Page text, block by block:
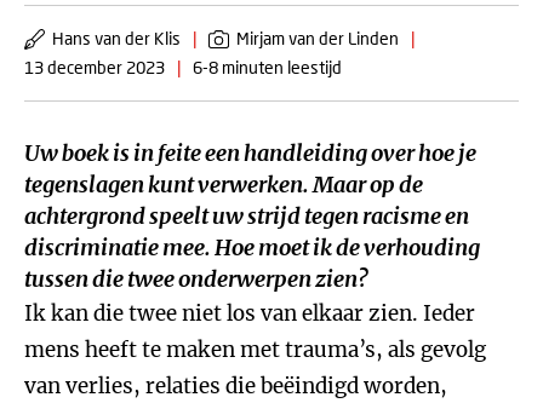
Hans van der Klis | Mirjam van der Linden
|
13 december 2023
| 6-8 minuten leestijd
Uw boek is in feite een handleiding over hoe je
tegenslagen kunt verwerken. Maar op de
achtergrond speelt uw strijd tegen racisme en
discriminatie mee. Hoe moet ik de verhouding
tussen die twee onderwerpen zien?
Ik kan die twee niet los van elkaar zien. Ieder
mens heeft te maken met trauma’s, als gevolg
van verlies, relaties die beëindigd worden,